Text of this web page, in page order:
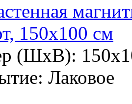
150х100 см
(ШхВ):
Лаковое